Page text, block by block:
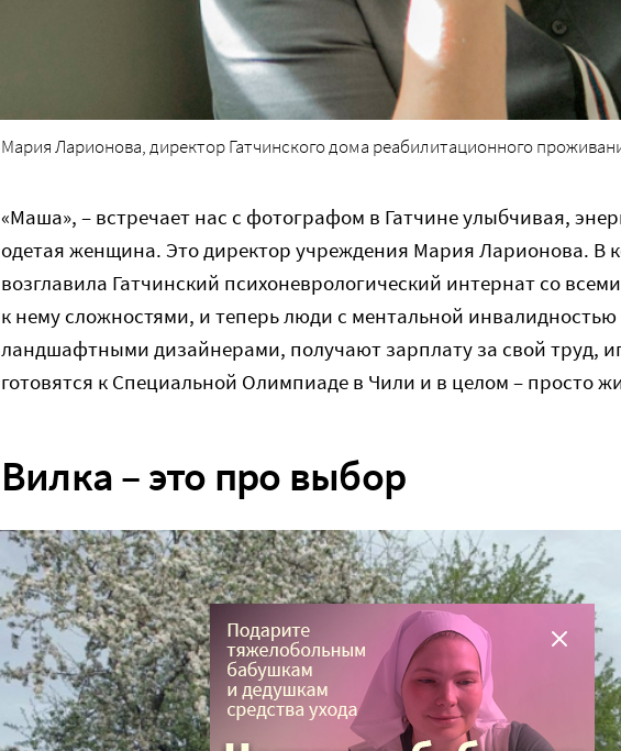
Мария Ларионова, директор Гатчинского дома реабилитационного
«Маша», – встречает нас с фотографом в Гатчине улыбчивая,
одетая женщина. Это директор учреждения Мария Ларионова. В
возглавила Гатчинский психоневрологический интернат со
к нему сложностями, и теперь люди с ментальной
ландшафтными дизайнерами, получают зарплату за свой труд,
готовятся к Специальной Олимпиаде в Чили и в целом – просто
Вилка – это про выбор